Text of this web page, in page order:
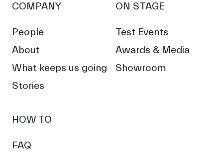
COMPANY
People
About
What keeps us going
Stories
ON STAGE
Test Events
Awards & Media
Showroom
HOW TO
FAQ